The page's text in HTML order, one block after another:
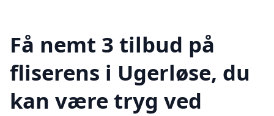
Få nemt 3 tilbud på
fliserens i Ugerløse, du
kan være tryg ved